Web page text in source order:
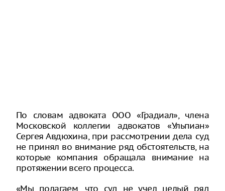
По словам адвоката ООО «Градиал», члена
Московской коллегии адвокатов «Ульпиан»
Сергея Авдюхина, при рассмотрении дела суд
не принял во внимание ряд обстоятельств, на
которые компания обращала внимание на
протяжении всего процесса.
«Мы полагаем, что суд не учел целый ряд